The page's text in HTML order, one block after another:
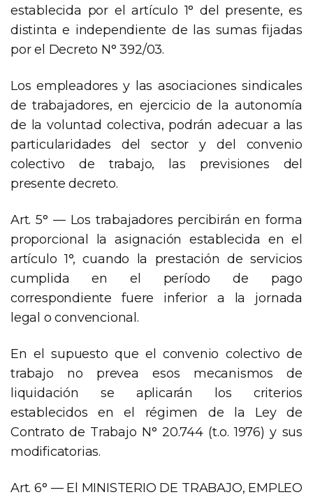
establecida por el artículo 1° del presente, es
distinta e independiente de las sumas fijadas
por el Decreto N° 392/03.
Los empleadores y las asociaciones sindicales
de trabajadores, en ejercicio de la autonomía
de la voluntad colectiva, podrán adecuar a las
particularidades del sector y del convenio
colectivo de trabajo, las previsiones del
presente decreto.
Art. 5° — Los trabajadores percibirán en forma
proporcional la asignación establecida en el
artículo 1°, cuando la prestación de servicios
cumplida en el período de pago
correspondiente fuere inferior a la jornada
legal o convencional.
En el supuesto que el convenio colectivo de
trabajo no prevea esos mecanismos de
liquidación se aplicarán los criterios
establecidos en el régimen de la Ley de
Contrato de Trabajo N° 20.744 (t.o. 1976) y sus
modificatorias.
Art. 6° — El MINISTERIO DE TRABAJO, EMPLEO